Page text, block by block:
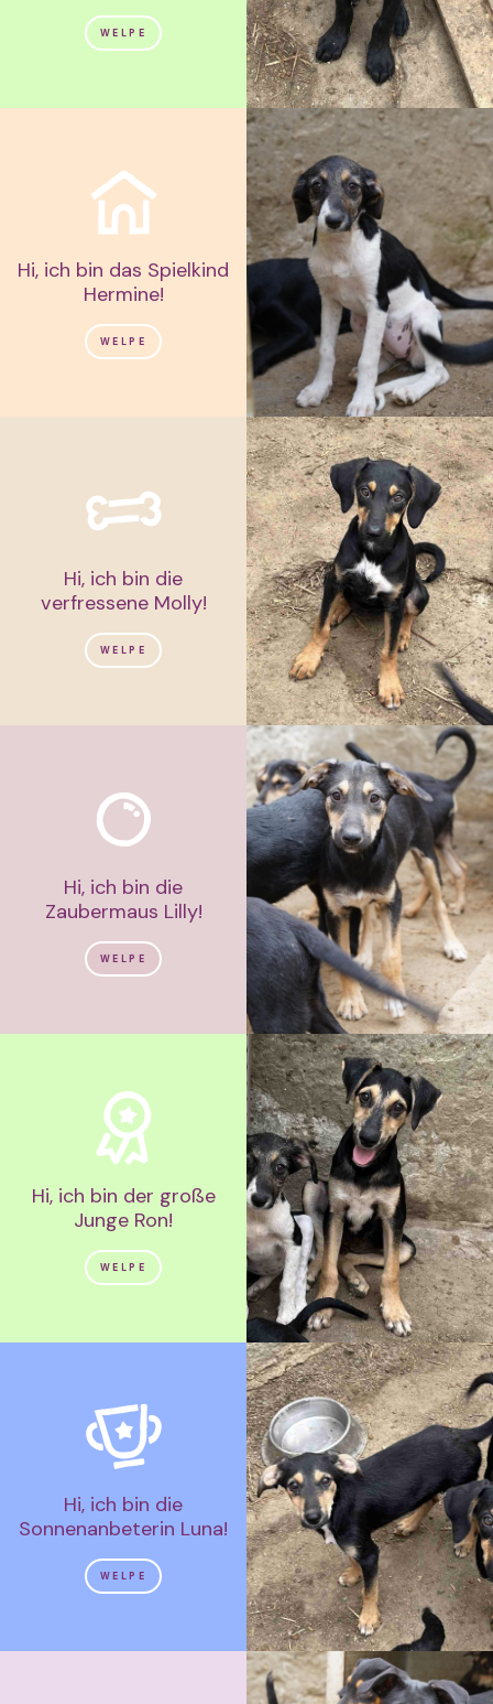
WELPE
Hi, ich bin das Spielkind
Hermine!
WELPE
Hi, ich bin die
verfressene Molly!
WELPE
Hi, ich bin die
Zaubermaus Lilly!
WELPE
Hi, ich bin der große
Junge Ron!
WELPE
Hi, ich bin die
Sonnenanbeterin Luna!
WELPE